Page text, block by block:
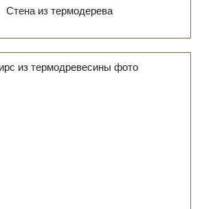
Стена из термодерева